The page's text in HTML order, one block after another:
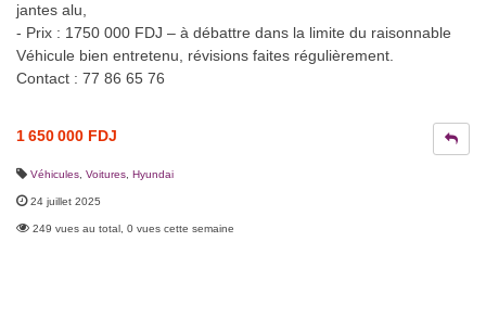
jantes alu,
- Prix : 1750 000 FDJ – à débattre dans la limite du raisonnable
Véhicule bien entretenu, révisions faites régulièrement.
Contact : 77 86 65 76
1 650 000 FDJ
Véhicules Voitures Hyundai
24 juillet 2025
249 vues au total, 0 vues cette semaine